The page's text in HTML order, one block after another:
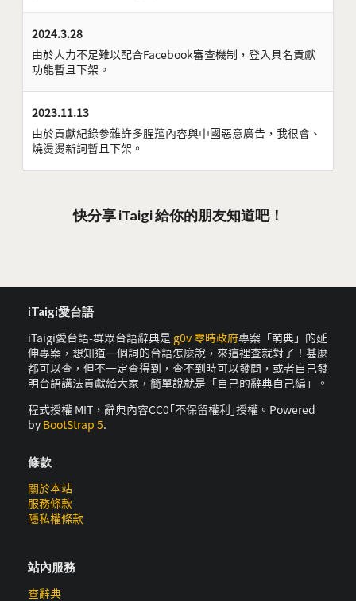
2024.3.28
由於人力不足難以配合Facebook審查機制，登入具名貢獻
功能暫且下架。
2023.11.13
由於貢獻紀錄參雜許多腥羶內容與中國惡意廣告，我很會、
燒燙燙新詞暫且下架。
快分享 iTaigi 給你的朋友知道吧！
iTaigi愛台語
iTaigi愛台語-群眾台語辭典是 g0v 零時政府專案「萌典」的延
伸專案，想知道一個詞的台語怎麼說，來這裡查就對了！甚麼
都可以查，但不一定查得到，查不到時可以發問，或者自己發
明台語講法貢獻給大家，簡單說就是「自己的辭典自己編」。
程式授權 MIT，辭典內容CC0｢不保留權利｣授權。Powered
by BootStrap 5.
條款
關於本站
服務條款
隱私權條款
站內服務
查辭典